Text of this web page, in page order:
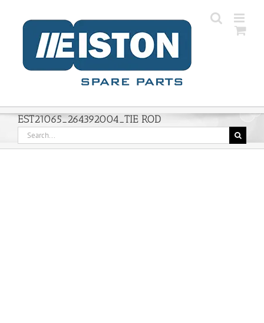
content
EST21065_264392004_TIE ROD
Search
for: